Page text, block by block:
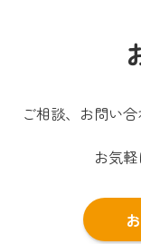
ご相談、お問い
お気